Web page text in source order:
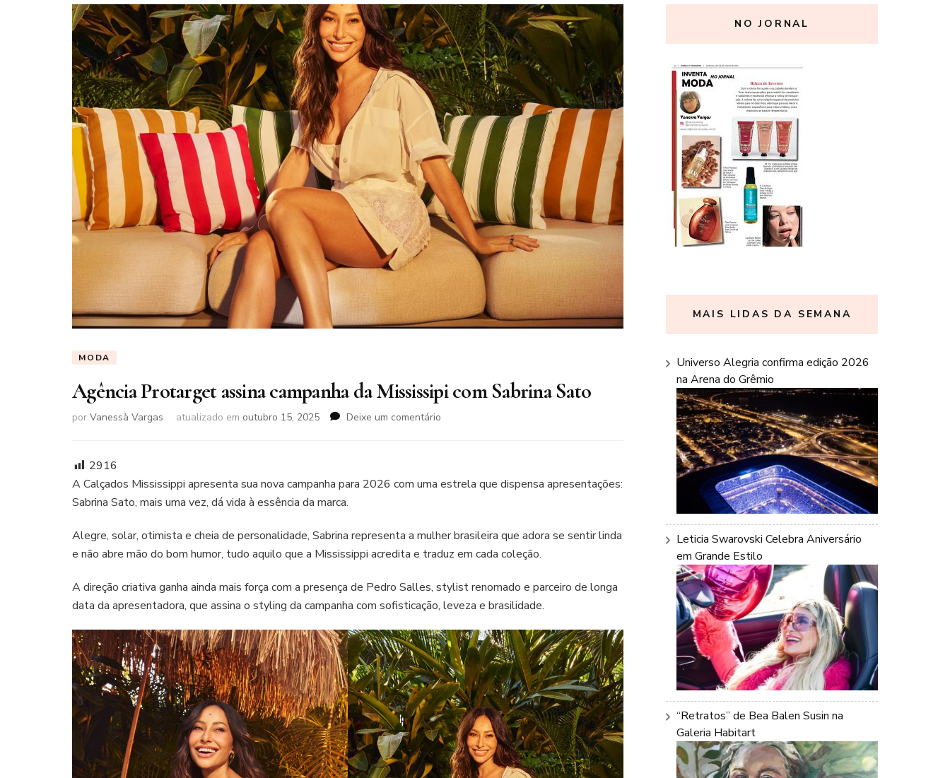
MODA
Agência Protarget assina campanha da Mississipi com Sabrina Sato
por Vanessà Vargas atualizado em outubro 15, 2025 Deixe um comentário
Mississipi
Sato
2916
A Calçados Mississippi apresenta sua nova campanha para 2026 com uma estrela que dispensa apresentações:
Sabrina Sato, mais uma vez, dá vida à essência da marca.
Alegre, solar, otimista e cheia de personalidade, Sabrina representa a mulher brasileira que adora se sentir linda
e não abre mão do bom humor, tudo aquilo que a Mississippi acredita e traduz em cada coleção.
A direção criativa ganha ainda mais força com a presença de Pedro Salles, stylist renomado e parceiro de longa
data da apresentadora, que assina o styling da campanha com sofisticação, leveza e brasilidade.
NO JORNAL
MAIS LIDAS DA SEMANA
Universo Alegria confirma edição 2026
na Arena do Grêmio
Leticia Swarovski Celebra Aniversário
em Grande Estilo
“Retratos” de Bea Balen Susin na
Galeria Habitart